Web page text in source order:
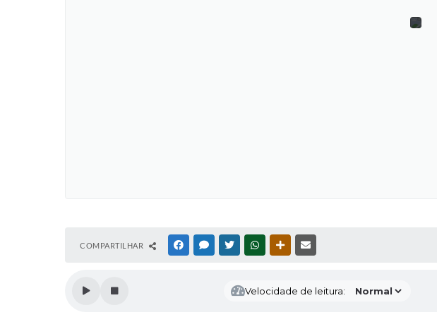
COMPARTILHAR FACEBOOKMESSENGER
TWITTERWHATSAPPOUTRAS MÍDIAS
Velocidade de leitura: